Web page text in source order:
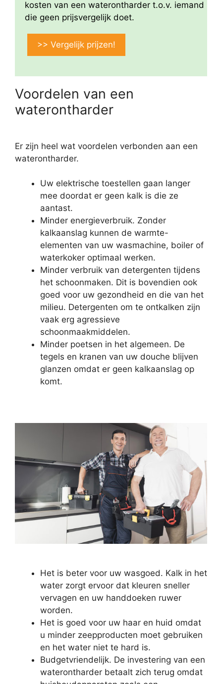
kosten van een waterontharder t.o.v. iemand
die geen prijsvergelijk doet.
>> Vergelijk prijzen!
Voordelen van een
waterontharder
Er zijn heel wat voordelen verbonden aan een
waterontharder.
Uw elektrische toestellen gaan langer
mee doordat er geen kalk is die ze
aantast.
Minder energieverbruik. Zonder
kalkaanslag kunnen de warmte-
elementen van uw wasmachine, boiler of
waterkoker optimaal werken.
Minder verbruik van detergenten tijdens
het schoonmaken. Dit is bovendien ook
goed voor uw gezondheid en die van het
milieu. Detergenten om te ontkalken zijn
vaak erg agressieve
schoonmaakmiddelen.
Minder poetsen in het algemeen. De
tegels en kranen van uw douche blijven
glanzen omdat er geen kalkaanslag op
komt.
Het is beter voor uw wasgoed. Kalk in het
water zorgt ervoor dat kleuren sneller
vervagen en uw handdoeken ruwer
worden.
Het is goed voor uw haar en huid omdat
u minder zeepproducten moet gebruiken
en het water niet te hard is.
Budgetvriendelijk. De investering van een
waterontharder betaalt zich terug omdat